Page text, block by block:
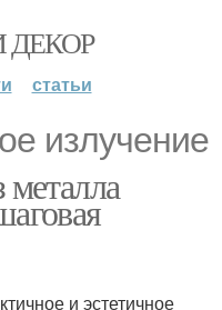
ДЕКОР
статьи
излучение
и эстетичное